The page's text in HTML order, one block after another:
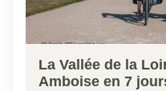
La Vallée de la
Amboise en 7